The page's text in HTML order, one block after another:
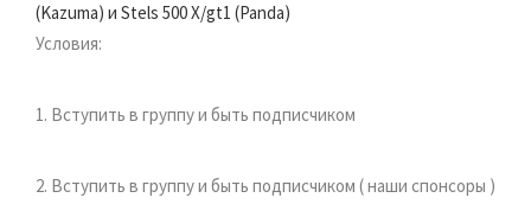
(Kazuma) и Stels 500 X/gt1 (Panda)
Условия:
1. Вступить в группу и быть подписчиком
2. Вступить в группу и быть подписчиком ( наши спонсоры )